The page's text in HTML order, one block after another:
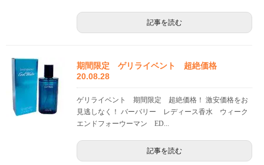
記事を読む
期間限定 ゲリライベント 超絶価格
20.08.28
ゲリライベント 期間限定 超絶価格！ 激安価格をお
見逃しなく！ バーバリー レディース香水 ウィーク
エンドフォーウーマン ED...
記事を読む